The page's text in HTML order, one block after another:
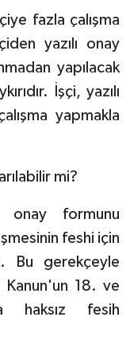
fazla çalışma
yazılı onay
yapılacak
İşçi, yazılı
yapmakla
mi?
onay formunu
feshi için
Bu gerekçeyle
Kanun'un 18. ve
haksız fesih